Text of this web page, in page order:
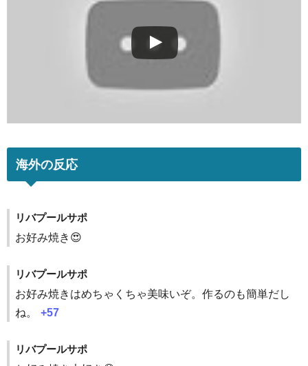
海外の反応
リバプールサポ
お好み焼き😍
リバプールサポ
お好み焼きはめちゃくちゃ美味いぞ。作るのも簡単だし
ね。
+57
リバプールサポ